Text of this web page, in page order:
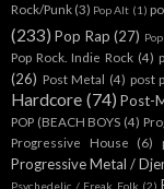
POP (BEACH BOYS (4)
Progressive House (6)
Progressive Metal /
Psychedelic / Freak Folk (2)
(3)Punk (178) Punk
(1) Quieky (1) R&B (19)
Rap Rock (4) RAP UK (1)
mexicana (42) Regional
Retro Guitar Rock Pop
(11)